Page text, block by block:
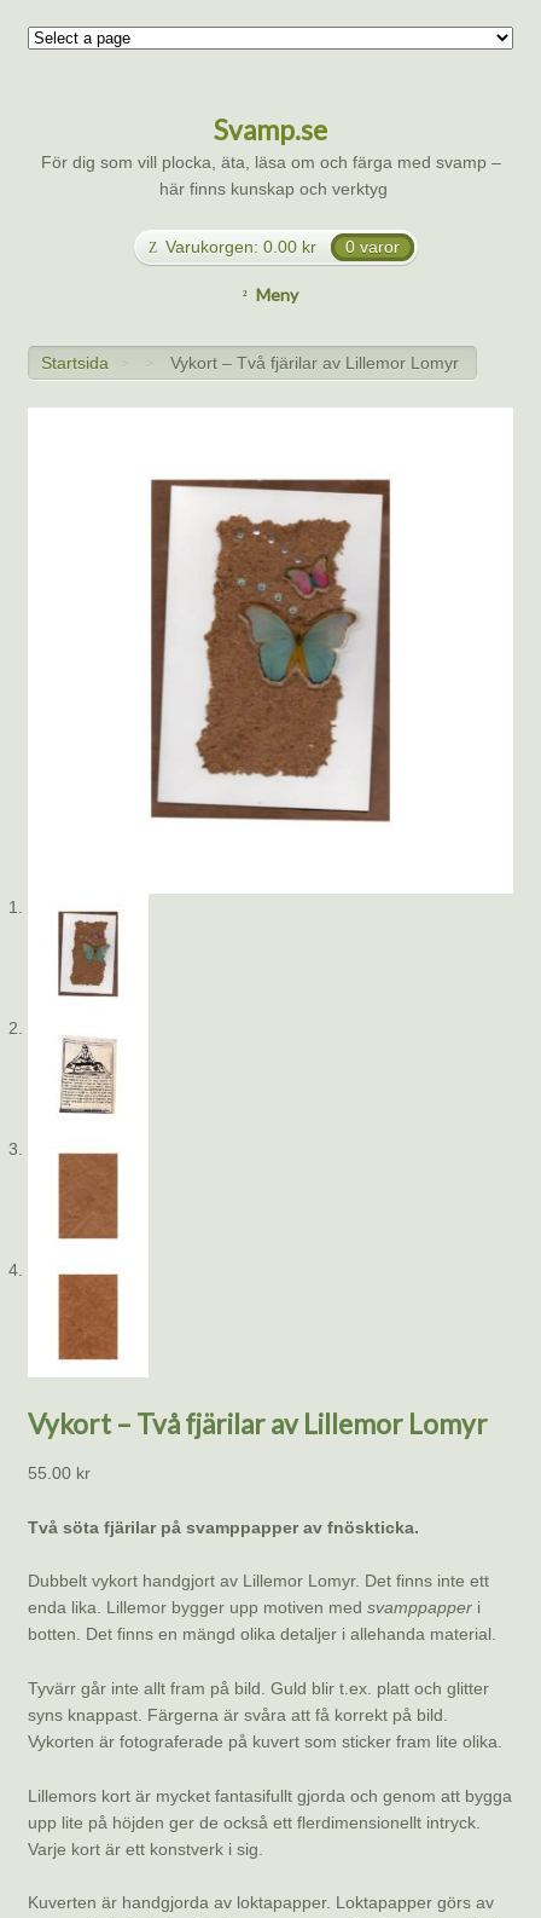
Svamp.se
För dig som vill plocka, äta, läsa om och färga med svamp –
här finns kunskap och verktyg
Varukorgen: 0.00 kr 0 varor
Meny
Startsida > > Vykort – Två fjärilar av Lillemor Lomyr
Vykort – Två fjärilar av Lillemor Lomyr
55.00 kr
Två söta fjärilar på svamppapper av fnöskticka.
Dubbelt vykort handgjort av Lillemor Lomyr. Det finns inte ett
enda lika. Lillemor bygger upp motiven med svamppapperi
botten. Det finns en mängd olika detaljer i allehanda material.
Tyvärr går inte allt fram på bild. Guld blir t.ex. platt och glitter
syns knappast. Färgerna är svåra att få korrekt på bild.
Vykorten är fotograferade på kuvert som sticker fram lite olika.
Lillemors kort är mycket fantasifullt gjorda och genom att bygga
upp lite på höjden ger de också ett flerdimensionellt intryck.
Varje kort är ett konstverk i sig.
Kuverten är handgjorda av loktapapper. Loktapapper görs av